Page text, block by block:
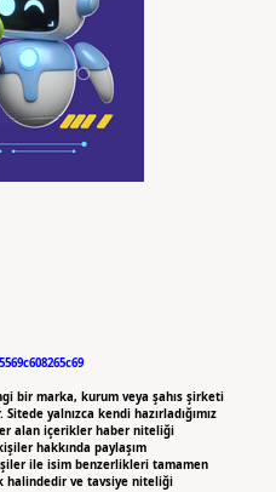
bir marka, kurum veya şahıs şirketi
yalnızca kendi hazırladığımız
alan içerikler haber niteliği
hakkında paylaşım
ile isim benzerlikleri tamamen
halindedir ve tavsiye niteliği